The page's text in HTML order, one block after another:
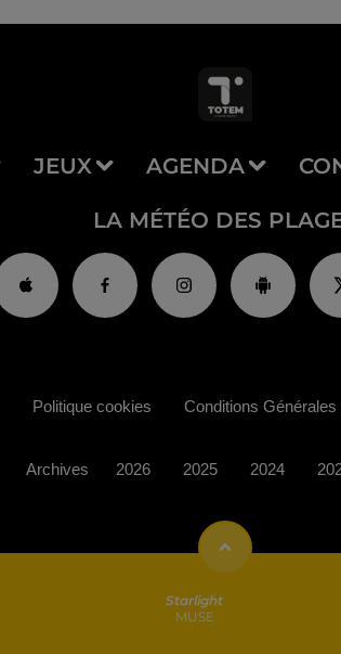
JEUX AGENDA
LA MÉTÉO DES
Starlight
MUSE
Politique cookies Conditions Générales
Archives 2026 2025 2024